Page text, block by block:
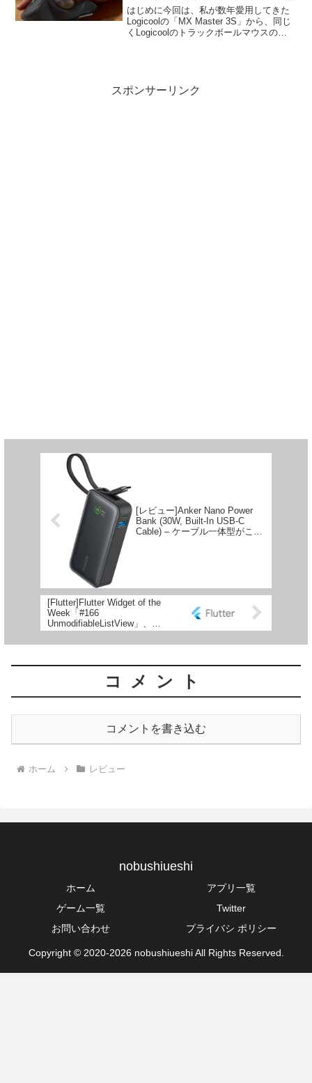
してみた
はじめに今回は、私が数年愛用してきた
Logicoolの「MX Master 3S」から、同じ
くLogicoolのトラックボールマウスの
スポンサーリンク
[レビュー]Anker Nano Power
Bank (30W, Built-In USB-C
Cable) – ケーブル一体型がこん
[Flutter]Flutter Widget of the
Week「#166
UnmodifiableListView」、
「#167
MediaQuery.propertyOf」、
コメント
コメントを書き込む
ホーム レビュー
nobushiueshi
ホーム
アプリ一覧
ゲーム一覧
Twitter
お問い合わせ
プライバシ ポリシー
Copyright © 2020-2026 nobushiueshi All Rights Reserved.